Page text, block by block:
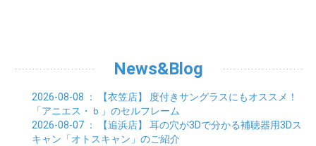
01月 (24)
02月 (20)
01月 (23)
05月 (24)
03月 (25)
02月 (30)
01月 (33)
06月 (15)
04月 (9)
03月 (7)
02月 (7)
01月 (9)
News&Blog
2026-08-08 ： 【衣笠店】 度付きサングラスにもオススメ！
「アニエス・ｂ」のセルフレーム
2026-08-07 ： 【追浜店】 耳の穴が3Dで分かる補聴器用3Dス
キャン「オトスキャン」のご紹介